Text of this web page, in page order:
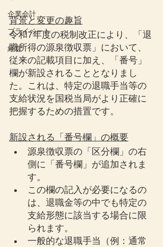
企業会計
プライベート
経営
背景と変更の趣旨
令和7年度の税制改正により、「退
職所得の源泉徴収票」において、
従来の記載項目に加え、「番号」
欄が新設されることとなりまし
た。これは、特定の退職手当等の
支給状況を国税当局がより正確に
把握するための措置です。
新設される「番号欄」の概要
源泉徴収票の「区分欄」の右
側に「番号欄」が追加されま
す。
この欄の記入が必要になるの
は、退職金等の中でも特定の
支給形態に該当する場合に限
られます。
一般的な退職手当（例：通常